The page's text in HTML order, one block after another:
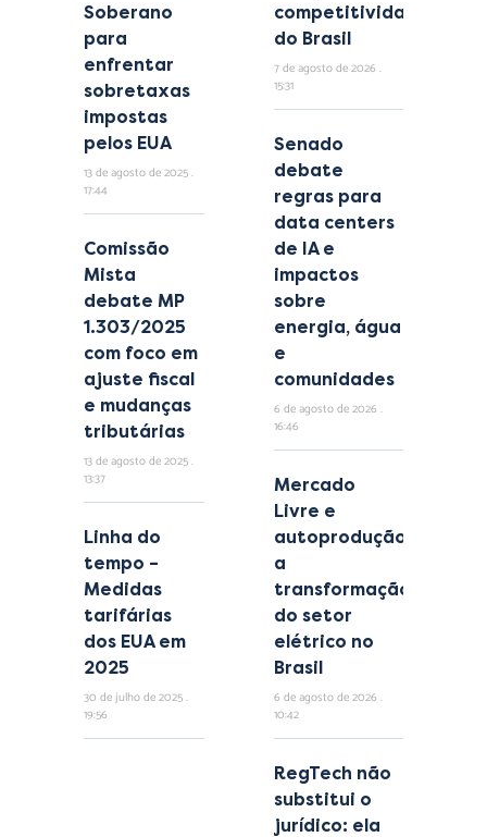
Soberano
para
enfrentar
sobretaxas
impostas
pelos EUA
13 de agosto de 2025
17:44
Comissão
Mista
debate MP
1.303/2025
com foco em
ajuste fiscal
e mudanças
tributárias
13 de agosto de 2025
13:37
Linha do
tempo –
Medidas
tarifárias
dos EUA em
2025
30 de julho de 2025
19:56
competitividade
do Brasil
7 de agosto de 2026
15:31
Senado
debate
regras para
data centers
de IA e
impactos
sobre
energia, água
e
comunidades
6 de agosto de 2026
16:46
Mercado
Livre e
autoprodução:
a
transformação
do setor
elétrico no
Brasil
6 de agosto de 2026
10:42
RegTech não
substitui o
jurídico: ela